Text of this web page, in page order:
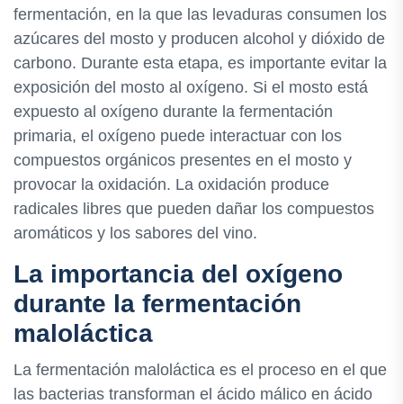
fermentación, en la que las levaduras consumen los
azúcares del mosto y producen alcohol y dióxido de
carbono. Durante esta etapa, es importante evitar la
exposición del mosto al oxígeno. Si el mosto está
expuesto al oxígeno durante la fermentación
primaria, el oxígeno puede interactuar con los
compuestos orgánicos presentes en el mosto y
provocar la oxidación. La oxidación produce
radicales libres que pueden dañar los compuestos
aromáticos y los sabores del vino.
La importancia del oxígeno
durante la fermentación
maloláctica
La fermentación maloláctica es el proceso en el que
las bacterias transforman el ácido málico en ácido